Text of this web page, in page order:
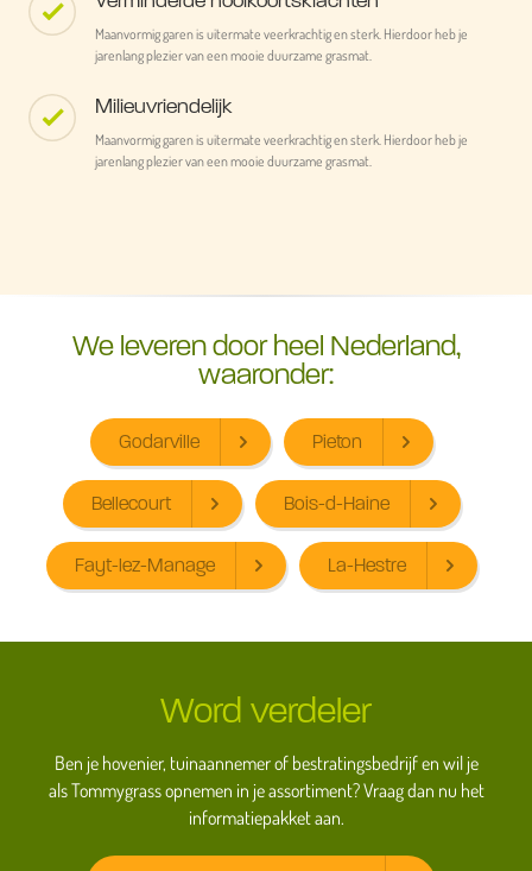
Maanvormig garen is uitermate veerkrachtig en sterk. Hierdoor heb je
jarenlang plezier van een mooie duurzame grasmat.
Milieuvriendelijk
Maanvormig garen is uitermate veerkrachtig en sterk. Hierdoor heb je
jarenlang plezier van een mooie duurzame grasmat.
We leveren door heel Nederland,
waaronder:
Godarville Pieton
Bellecourt Bois-d-Haine
Fayt-lez-Manage La-Hestre
Word verdeler
Ben je hovenier, tuinaannemer of bestratingsbedrijf en wil je
als Tommygrass opnemen in je assortiment? Vraag dan nu het
informatiepakket aan.